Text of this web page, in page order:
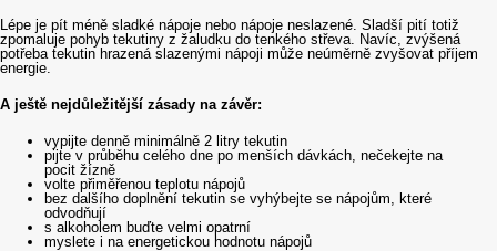
Lépe je pít méně sladké nápoje nebo nápoje neslazené. Sladší pití totiž
zpomaluje pohyb tekutiny z žaludku do tenkého střeva. Navíc, zvýšená
potřeba tekutin hrazená slazenými nápoji může neúměrně zvyšovat příjem
energie.
A ještě nejdůležitější zásady na závěr:
vypijte denně minimálně 2 litry tekutin
pijte v průběhu celého dne po menších dávkách, nečekejte na
pocit žízně
volte přiměřenou teplotu nápojů
bez dalšího doplnění tekutin se vyhýbejte se nápojům, které
odvodňují
s alkoholem buďte velmi opatrní
myslete i na energetickou hodnotu nápojů